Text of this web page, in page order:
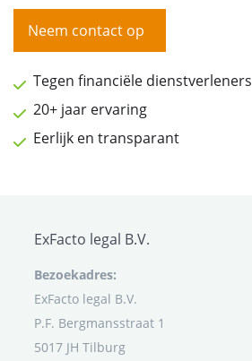
Neem contact op
Tegen financiële dienstverleners
20+ jaar ervaring
Eerlijk en transparant
ExFacto legal B.V.
Bezoekadres:
ExFacto legal B.V.
P.F. Bergmansstraat 1
5017 JH Tilburg